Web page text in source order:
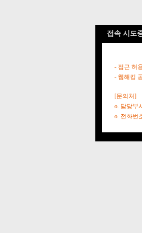
접속 시도
- 접근 허
- 웹해킹
[문의처]
o. 담당부
o. 전화번